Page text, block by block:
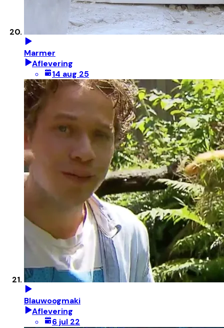
Marmer
Aflevering
14 aug 25
Blauwoogmaki
Aflevering
6 jul 22